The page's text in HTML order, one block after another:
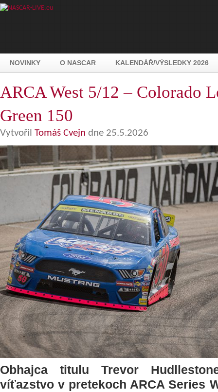
NOVINKY O NASCAR KALENDÁŘ/VÝSLEDKY 2026
ARCA West 5/12 – Colorado
Green 150
Vytvořil Tomáš Cvejn dne 25.5.2026
Obhajca titulu Trevor
víťazstvo v pretekoch ARCA Series